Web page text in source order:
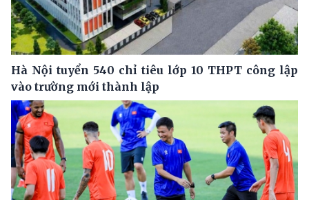
Hà Nội tuyển 540 chỉ tiêu lớp 10 THPT công lập
vào trường mới thành lập